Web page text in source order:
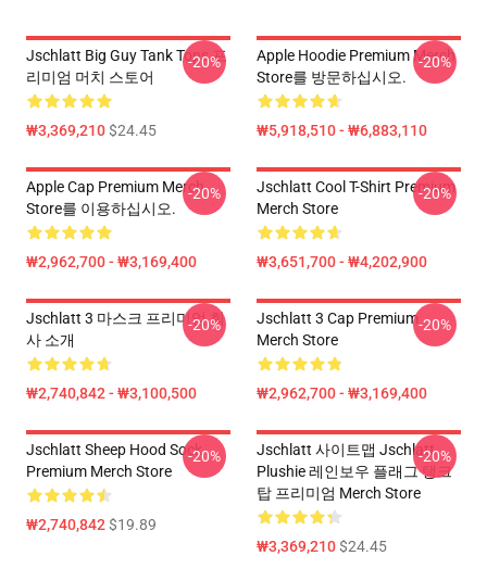
Jschlatt Big Guy Tank Tops 프
리미엄 머치 스토어
₩3,369,210$24.45
-20%
Apple Hoodie Premium Merch
Store를 방문하십시오.
₩5,918,510 - ₩6,883,110
-20%
Apple Cap Premium Merch
Store를 이용하십시오.
₩2,962,700 - ₩3,169,400
-20%
Jschlatt Cool T-Shirt Premium
Merch Store
₩3,651,700 - ₩4,202,900
-20%
Jschlatt 3 마스크 프리미엄 회
사 소개
₩2,740,842 - ₩3,100,500
-20%
Jschlatt 3 Cap Premium
Merch Store
₩2,962,700 - ₩3,169,400
-20%
Jschlatt Sheep Hood Sock
Premium Merch Store
₩2,740,842$19.89
-20%
Jschlatt 사이트맵 Jschlatt
Plushie 레인보우 플래그 탱크
탑 프리미엄 Merch Store
₩3,369,210$24.45
-20%